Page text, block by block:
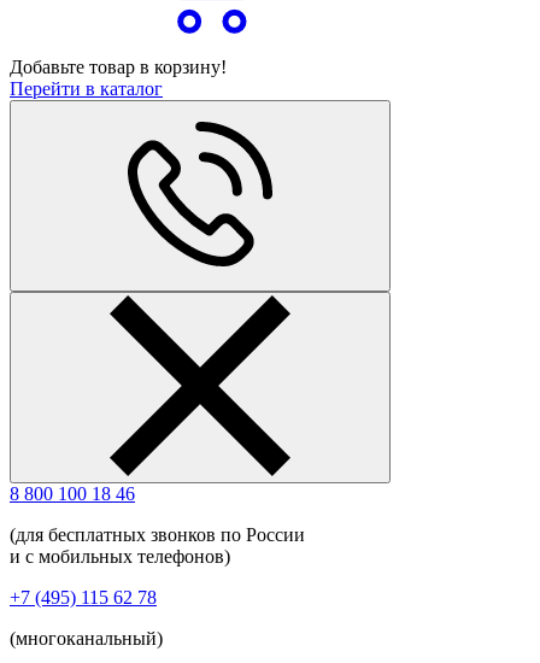
Добавьте товар в корзину!
Перейти в каталог
8 800 100 18 46
(для бесплатных звонков по России
и с мобильных телефонов)
+7 (495) 115 62 78
(многоканальный)